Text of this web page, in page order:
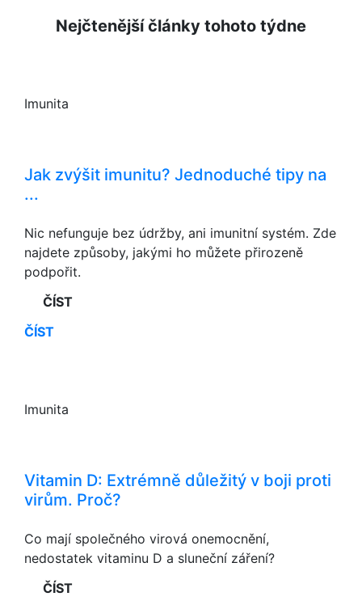
Nejčtenější články tohoto týdne
Imunita
Jak zvýšit imunitu? Jednoduché tipy na
...
Nic nefunguje bez údržby, ani imunitní systém. Zde
najdete způsoby, jakými ho můžete přirozeně
podpořit.
ČÍST
ČÍST
Imunita
Vitamin D: Extrémně důležitý v boji proti
virům. Proč?
Co mají společného virová onemocnění,
nedostatek vitaminu D a sluneční záření?
ČÍST